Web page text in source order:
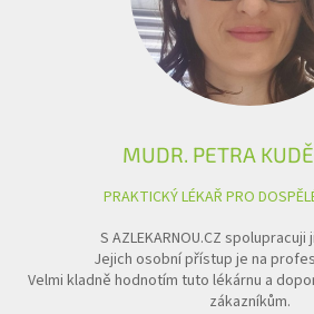
MUDR. PETRA
PRAKTICKÝ LÉKAŘ PRO
S AZLEKARNOU.CZ
Jejich osobní přístup je na
Velmi kladně hodnotím tuto lékárnu a
zákazníkům.